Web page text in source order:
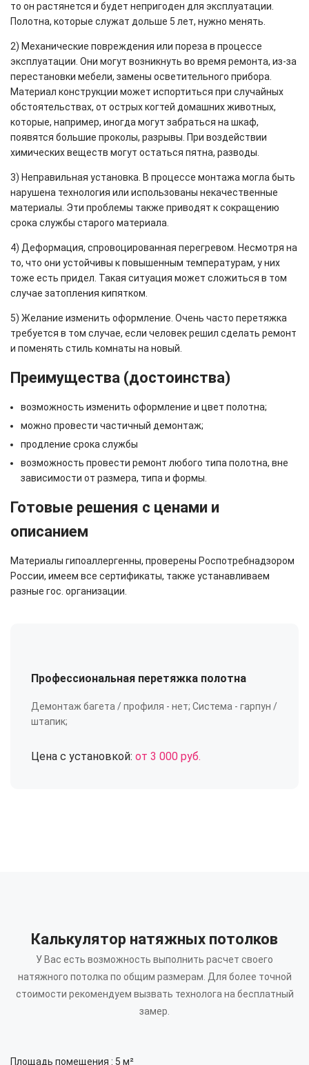
то он растянется и будет непригоден для эксплуатации.
Полотна, которые служат дольше 5 лет, нужно менять.
2) Механические повреждения или пореза в процессе
эксплуатации. Они могут возникнуть во время ремонта, из-за
перестановки мебели, замены осветительного прибора.
Материал конструкции может испортиться при случайных
обстоятельствах, от острых когтей домашних животных,
которые, например, иногда могут забраться на шкаф,
появятся большие проколы, разрывы. При воздействии
химических веществ могут остаться пятна, разводы.
3) Неправильная установка. В процессе монтажа могла быть
нарушена технология или использованы некачественные
материалы. Эти проблемы также приводят к сокращению
срока службы старого материала.
4) Деформация, спровоцированная перегревом. Несмотря на
то, что они устойчивы к повышенным температурам, у них
тоже есть придел. Такая ситуация может сложиться в том
случае затопления кипятком.
5) Желание изменить оформление. Очень часто перетяжка
требуется в том случае, если человек решил сделать ремонт
и поменять стиль комнаты на новый.
Преимущества (достоинства)
возможность изменить оформление и цвет полотна;
можно провести частичный демонтаж;
продление срока службы
возможность провести ремонт любого типа полотна, вне
зависимости от размера, типа и формы.
Готовые решения с ценами и
описанием
Материалы гипоаллергенны, проверены Роспотребнадзором
России, имеем все сертификаты, также устанавливаем
разные гос. организации.
Профессиональная перетяжка полотна
Демонтаж багета / профиля - нет; Система - гарпун /
штапик;
Цена с установкой: от 3 000 руб.
Калькулятор натяжных потолков
У Вас есть возможность выполнить расчет своего
натяжного потолка по общим размерам. Для более точной
стоимости рекомендуем вызвать технолога на бесплатный
замер.
Площадь помещения : 5 м²